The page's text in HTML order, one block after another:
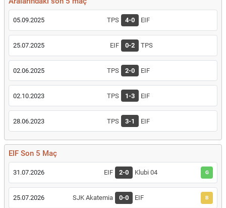
05.09.2025 TPS 4-0 EIF
25.07.2025 EIF 0-2 TPS
02.06.2025 TPS 2-0 EIF
02.10.2023 TPS 1-3 EIF
28.06.2023 TPS 3-1 EIF
EIF Son 5 Maç
31.07.2026 EIF 2-0 Klubi 04 G
25.07.2026 SJK Akatemia 0-0 EIF B